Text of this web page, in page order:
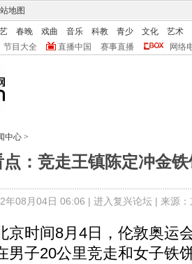
地图
春晚 戏曲 音乐 科教 青少 文化
艺术
节目大全 直播中国 赛事直播 网络
中心 >
点：竞走王镇陈定冲金
年08月04日 06:06 | 进入复兴论坛| 来源
时间8月4日，伦敦奥运
男子20公里竞走和女子铁